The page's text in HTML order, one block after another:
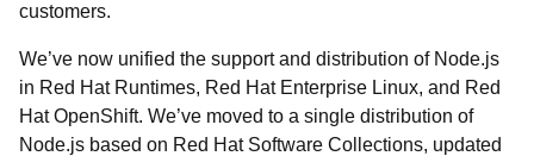
customers.
We’ve now unified the support and distribution of Node.js
in Red Hat Runtimes, Red Hat Enterprise Linux, and Red
Hat OpenShift. We’ve moved to a single distribution of
Node.js based on Red Hat Software Collections, updated